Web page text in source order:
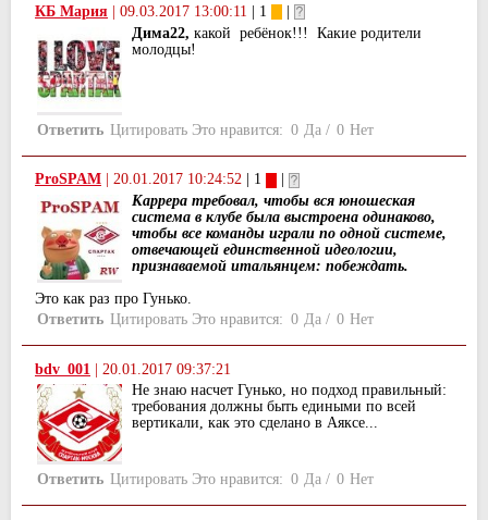
КБ Мария | 09.03.2017 13:00:11 | 1
|
Дима22, какой ребёнок!!! Какие родители
молодцы!
Ответить Цитировать Это нравится: 0 Да / 0 Нет
ProSPAM 20.01.2017 10:24:52 | 1
Каррера требовал, чтобы вся юношеская
система в клубе была выстроена одинаково,
чтобы все команды играли по одной системе,
отвечающей единственной идеологии,
признаваемой итальянцем: побеждать.
Это как раз про Гунько.
Ответить Цитировать Это нравится: 0 Да / 0 Нет
bdv_001
20.01.2017 09:37:21
Не знаю насчет Гунько, но подход правильный:
требования должны быть едиными по всей
вертикали, как это сделано в Аяксе...
Ответить Цитировать Это нравится: 0 Да / 0 Нет